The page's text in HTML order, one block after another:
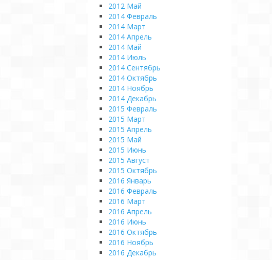
2012 Май
2014 Февраль
2014 Март
2014 Апрель
2014 Май
2014 Июль
2014 Сентябрь
2014 Октябрь
2014 Ноябрь
2014 Декабрь
2015 Февраль
2015 Март
2015 Апрель
2015 Май
2015 Июнь
2015 Август
2015 Октябрь
2016 Январь
2016 Февраль
2016 Март
2016 Апрель
2016 Июнь
2016 Октябрь
2016 Ноябрь
2016 Декабрь